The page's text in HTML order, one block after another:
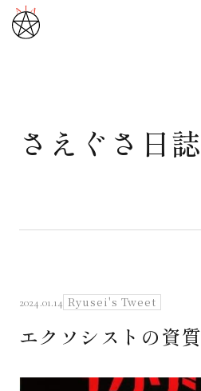
武道と医道
さえぐさ日誌
映像庫
さえぐさ日誌
2024.01.14 Ryusei's Tweet
エクソシストの資質